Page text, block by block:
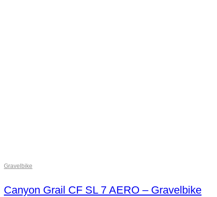
Gravelbike
Canyon Grail CF SL 7 AERO – Gravelbike